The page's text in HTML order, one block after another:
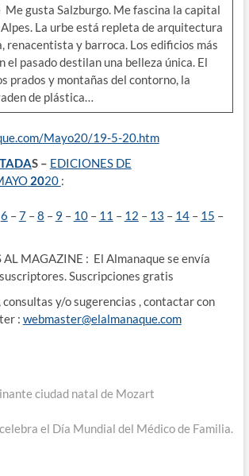
Me gusta Salzburgo. Me fascina la capital
La urbe está repleta de arquitectura
renacentista y barroca. Los edificios más
el pasado destilan una belleza única. El
prados y montañas del contorno, la
de plástica…
Mayo20/19-5-20.htm
S – EDICIONES DE
2020 :
6 –7–8 – 9 – 10– 11 – 12 – 13 – 14– 15 –
AL MAGAZINE : El Almanaque se envía
Suscripciones gratis
y/o sugerencias , contactar con
: webmaster@elalmanaque.com
ciudad natal de Mozart
el Día Mundial del Médico de Familia.